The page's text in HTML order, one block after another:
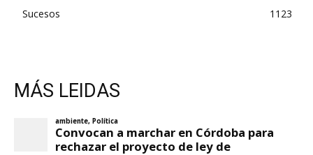
Sucesos
1123
MÁS LEIDAS